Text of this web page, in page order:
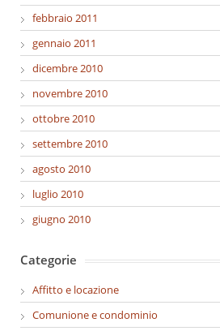
febbraio 2011
gennaio 2011
dicembre 2010
novembre 2010
ottobre 2010
settembre 2010
agosto 2010
luglio 2010
giugno 2010
Categorie
Affitto e locazione
Comunione e condominio